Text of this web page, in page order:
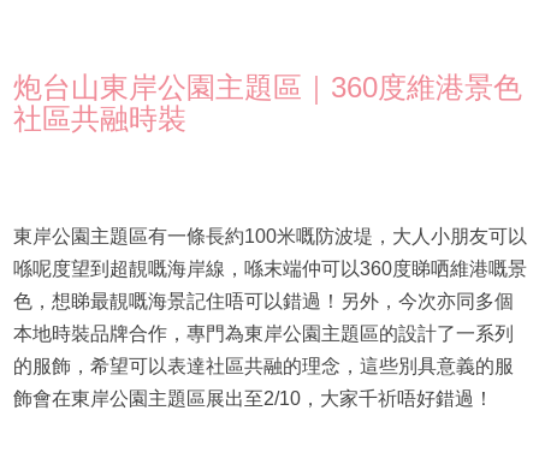
炮台山東岸公園主題區｜360度維港景色
社區共融時裝
東岸公園主題區有一條長約100米嘅防波堤，大人小朋友可以
喺呢度望到超靚嘅海岸線，喺末端仲可以360度睇哂維港嘅景
色，想睇最靚嘅海景記住唔可以錯過！另外，今次亦同多個
本地時裝品牌合作，專門為東岸公園主題區的設計了一系列
的服飾，希望可以表達社區共融的理念，這些別具意義的服
飾會在東岸公園主題區展出至2/10，大家千祈唔好錯過！